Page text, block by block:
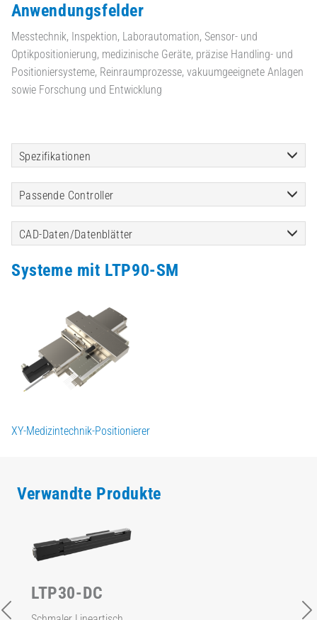
Anwendungsfelder
Messtechnik, Inspektion, Laborautomation, Sensor- und
Optikpositionierung, medizinische Geräte, präzise Handling- und
Positioniersysteme, Reinraumprozesse, vakuumgeeignete Anlagen
sowie Forschung und Entwicklung
Spezifikationen
Passende Controller
CAD-Daten/Datenblätter
Systeme mit LTP90-SM
XY-Medizintechnik-Positionierer
Verwandte Produkte
LTP30-DC